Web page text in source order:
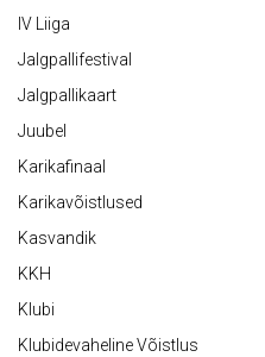
IV Liiga
Jalgpallifestival
Jalgpallikaart
Juubel
Karikafinaal
Karikavõistlused
Kasvandik
KKH
Klubi
Klubidevaheline Võistlus